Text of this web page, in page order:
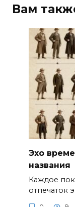
Вам
Эхо
названия
Каждое
отпечаток